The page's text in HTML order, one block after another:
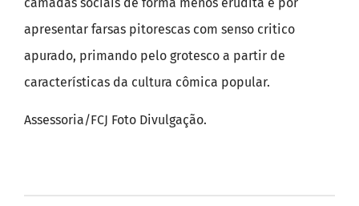
apresentar farsas pitorescas com senso critico
apurado, primando pelo grotesco a partir de
características da cultura cômica popular.
Assessoria/FCJ Foto Divulgação.